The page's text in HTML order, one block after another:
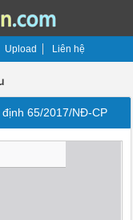
Upload Liên hệ
65/2017/NĐ-CP